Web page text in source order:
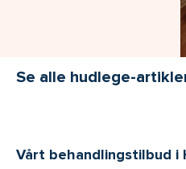
Se alle hudlege-
Vårt behandlingstilbud i